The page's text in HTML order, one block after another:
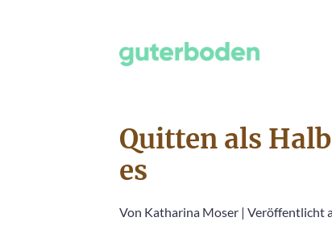
Quitten als
es
Von Katharina Moser | Veröffentlicht